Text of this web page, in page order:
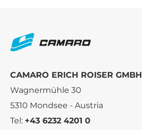
CAMARO ERICH ROISER GMBH
Wagnermühle 30
5310 Mondsee - Austria
Tel: +43 6232 4201 0